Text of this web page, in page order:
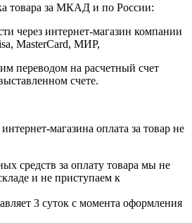
товара за МКАД и по России:
через интернет-магазин компании
MasterСard, МИР,
переводом на расчетный счет
счете.
магазина оплата за товар не
средств за оплату товара мы не
и не приступаем к
3 суток с момента оформления